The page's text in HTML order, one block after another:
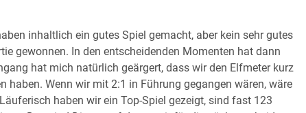
inhaltlich ein gutes Spiel gemacht, aber kein sehr gutes
gewonnen. In den entscheidenden Momenten hat dann
hat mich natürlich geärgert, dass wir den Elfmeter kurz
haben. Wenn wir mit 2:1 in Führung gegangen wären, wäre
haben wir ein Top-Spiel gezeigt, sind fast 123